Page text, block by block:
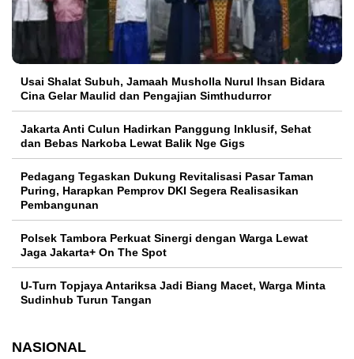
Usai Shalat Subuh, Jamaah Musholla Nurul Ihsan Bidara
Cina Gelar Maulid dan Pengajian Simthudurror
Jakarta Anti Culun Hadirkan Panggung Inklusif, Sehat
dan Bebas Narkoba Lewat Balik Nge Gigs
Pedagang Tegaskan Dukung Revitalisasi Pasar Taman
Puring, Harapkan Pemprov DKI Segera Realisasikan
Pembangunan
Polsek Tambora Perkuat Sinergi dengan Warga Lewat
Jaga Jakarta+ On The Spot
U-Turn Topjaya Antariksa Jadi Biang Macet, Warga Minta
Sudinhub Turun Tangan
NASIONAL